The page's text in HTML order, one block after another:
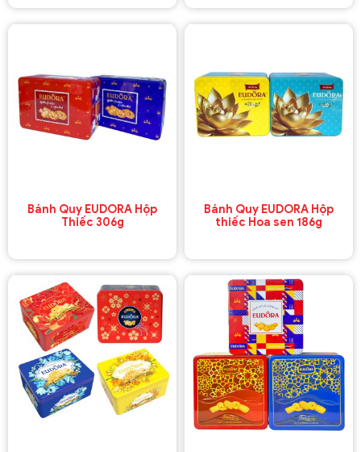
Bánh Quy EUDORA Hộp
Thiếc 306g
Bánh Quy EUDORA Hộp
thiếc Hoa sen 186g